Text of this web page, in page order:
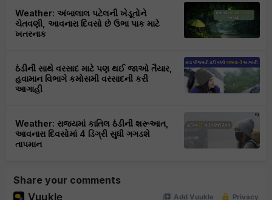
Weather: અંબાલાલ પટેલની ખેડૂતોને
ચેતવણી, આવનારા દિવસો છે ઉભા પાક માટે
ખતરનાક
ઠંડીની સાથે વરસાદ માટે પણ થઈ જાઓ તૈયાર,
હવામાન વિભાગે કમોસમી વરસાદની કરી
આગાહી
Weather: રાજ્યમાં કાતિલ ઠંડીની શરૂઆત,
આવનારા દિવસોમાં 4 ડિગ્રી સુધી ગગડશે
તાપમાન
Share your comments